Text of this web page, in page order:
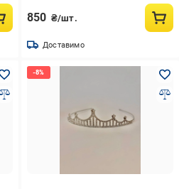
850 ₴/шт.
Доставимо